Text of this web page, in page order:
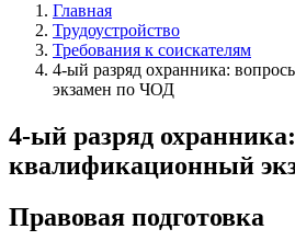
Главная
Трудоустройство
Требования к соискателям
4-ый разряд охранника:
экзамен по ЧОД
4-ый разряд
квалификационный
Правовая подготовка